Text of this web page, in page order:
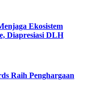
Ekosistem
Diapresiasi DLH
Raih Penghargaan